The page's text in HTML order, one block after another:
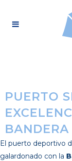
PUERTO
El puerto deportivo
galardonado con la